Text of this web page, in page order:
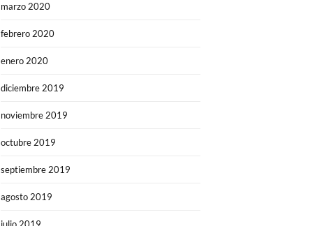
marzo 2020
febrero 2020
enero 2020
diciembre 2019
noviembre 2019
octubre 2019
septiembre 2019
agosto 2019